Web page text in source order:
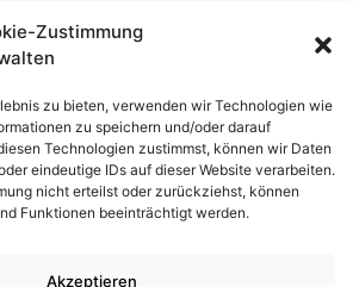
Zustimmung
zu bieten, verwenden wir Technologien wie
zu speichern und/oder darauf
Technologien zustimmst, können wir Daten
eindeutige IDs auf dieser Website verarbeiten.
nicht erteilst oder zurückziehst, können
Funktionen beeinträchtigt werden.
Akzeptieren
partner tree nurseries in
we offer exclusive handmade
all over Europe. Garden
water basins complement our